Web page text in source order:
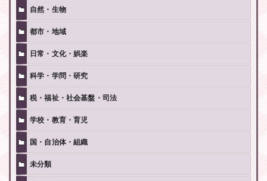
自然・生物
都市・地域
日常・文化・娯楽
科学・学問・研究
税・福祉・社会基盤・司法
学校・教育・育児
国・自治体・組織
未分類